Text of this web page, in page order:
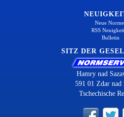
Neue
RSS
Bulletin
SITZ DER
Hamry nad
591 01 Zdar nad
Tschechische